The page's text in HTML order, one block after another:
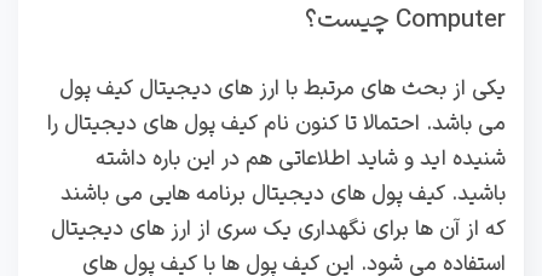
Computer چیست؟
یکی از بحث های مرتبط با ارز های دیجیتال کیف پول
می باشد. احتمالا تا کنون نام کیف پول های دیجیتال را
شنیده اید و شاید اطلاعاتی هم در این باره داشته
باشید. کیف پول های دیجیتال برنامه هایی می باشند
که از آن ها برای نگهداری یک سری از ارز های دیجیتال
استفاده می شود. این کیف پول ها با کیف پول های